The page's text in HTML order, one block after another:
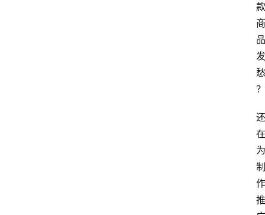
款
商
品
发
愁
？
还
在
为
制
作
推